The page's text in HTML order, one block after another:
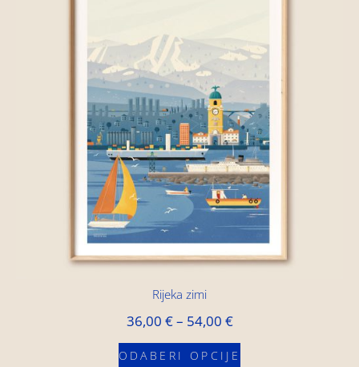
Rijeka zimi
36,00 €– 54,00 €
ODABERI OPCIJE